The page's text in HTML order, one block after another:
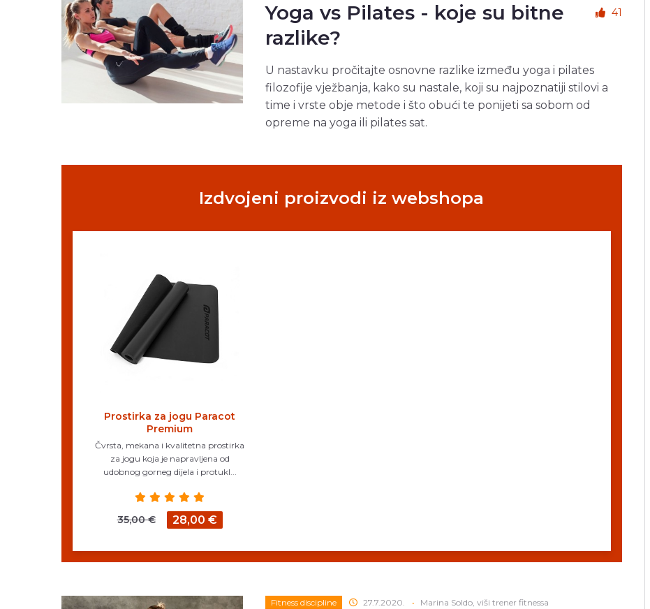
Yoga vs Pilates - koje su bitne
razlike?
41
U nastavku pročitajte osnovne razlike između yoga i pilates
filozofije vježbanja, kako su nastale, koji su najpoznatiji stilovi a
time i vrste obje metode i što obući te ponijeti sa sobom od
opreme na yoga ili pilates sat.
Izdvojeni proizvodi iz webshopa
Prostirka za jogu Paracot
Premium
Čvrsta, mekana i kvalitetna prostirka
za jogu koja je napravljena od
udobnog gorneg dijela i protukl...
35,00 € 28,00 €
Fitness discipline 27.7.2020. • Marina Soldo, viši trener fitnessa